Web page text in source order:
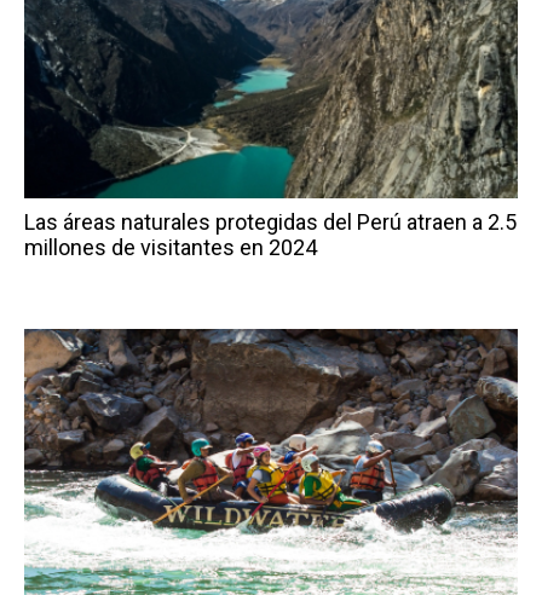
Las áreas naturales protegidas del Perú atraen a 2.5
millones de visitantes en 2024